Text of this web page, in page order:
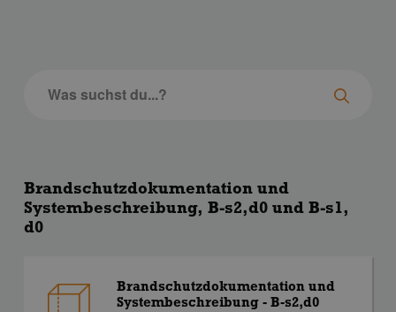
Brandschutzdokumentation und
Systembeschreibung, B-s2,d0 und B-s1,
d0
Brandschutzdokumentation und
Systembeschreibung - B-s2,d0